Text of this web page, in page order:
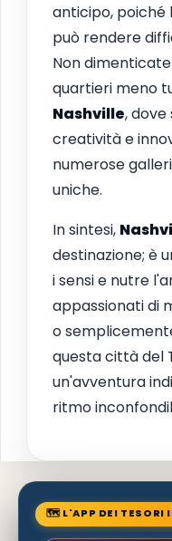
anticipo,
può rendere
Non
quartieri meno
Nashville, dove
creatività e
numerose
uniche.
In sintesi,
destinazione; è
i sensi e nutre
appassionati di
o
questa città del
un'avventura
ritmo
🗺 L'APP DEI TESORI